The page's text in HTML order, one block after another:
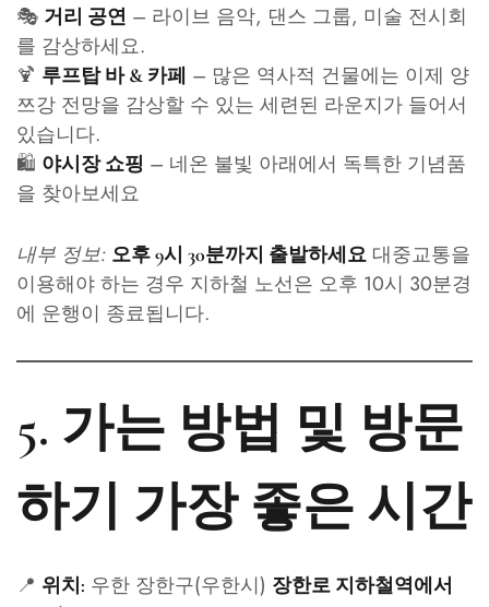
🎭 거리 공연 – 라이브 음악, 댄스 그룹, 미술 전시회
를 감상하세요.
🍹 루프탑 바 & 카페 – 많은 역사적 건물에는 이제 양
쯔강 전망을 감상할 수 있는 세련된 라운지가 들어서
있습니다.
🛍️ 야시장 쇼핑 – 네온 불빛 아래에서 독특한 기념품
을 찾아보세요
내부 정보: 오후 9시 30분까지 출발하세요 대중교통을
이용해야 하는 경우 지하철 노선은 오후 10시 30분경
에 운행이 종료됩니다.
5. 가는 방법 및 방문
하기 가장 좋은 시간
📍 위치: 우한 장한구(우한시) 장한로 지하철역에서